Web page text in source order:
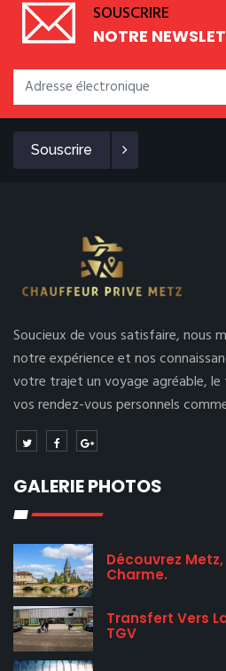
SOUSCRIRE
NOTRE
Souscrire
Soucieux de vous satisfaire, nous
notre expérience et nos
votre trajet un voyage agréable, le
vos rendez-vous personnels
GALERIE PHOTOS
Découvrez
Charme.
Transfert Vers
TGV